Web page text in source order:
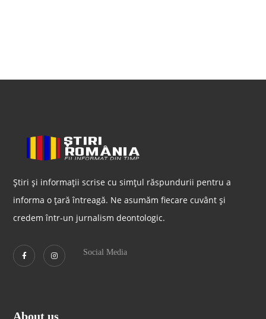
Știri și informații scrise cu simțul răspundurii pentru a
informa o țară întreagă. Ne asumăm fiecare cuvânt și
credem într-un jurnalism deontologic.
Social Media
About us